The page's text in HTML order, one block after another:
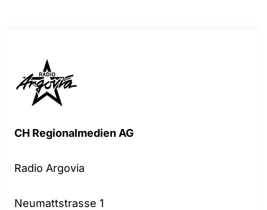
CH Regionalmedien AG
Radio Argovia
Neumattstrasse 1